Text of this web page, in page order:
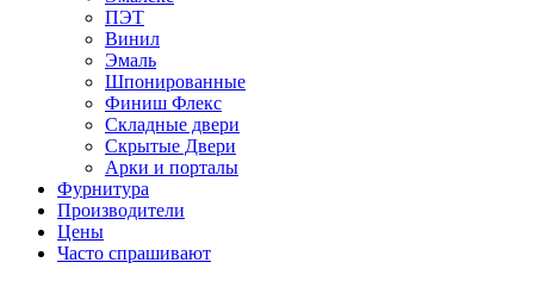
ПЭТ
Винил
Эмаль
Шпонированные
Финиш Флекс
Складные двери
Скрытые Двери
Арки и порталы
Фурнитура
Производители
Цены
Часто спрашивают